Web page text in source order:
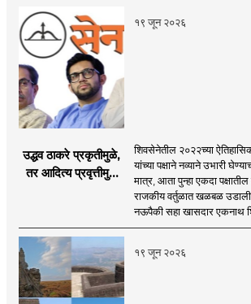
१९ जून २०२६
उद्धव ठाकरे प्रकृतीमुळे,
तर आदित्य प्रवृत्तीमुळे
शिवसेनेतील २०२२च्या
यांच्या पक्षाने नव्याने उभारी
मात्र, आता पुन्हा एकदा
राजकीय वर्तुळात खळबळ
नऊपैकी सहा खासदार एकनाथ
१९ जून २०२६